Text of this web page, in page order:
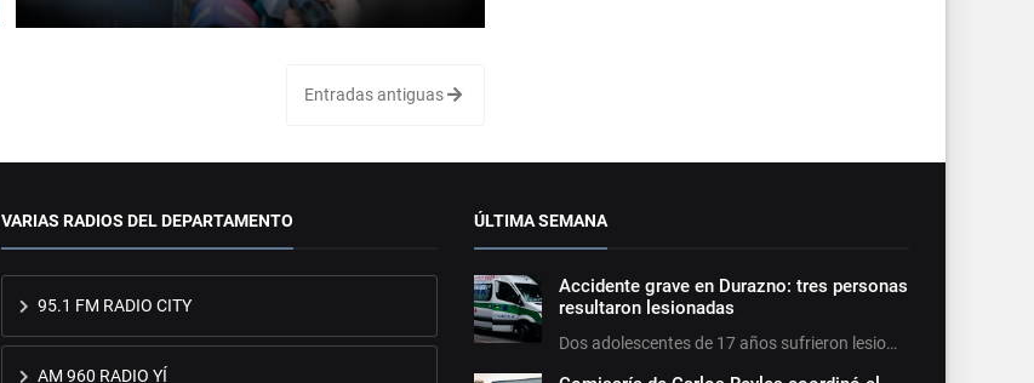
Entradas antiguas
VARIAS RADIOS DEL DEPARTAMENTO
95.1 FM RADIO CITY
AM 960 RADIO YÍ
ÚLTIMA SEMANA
Accidente grave en Durazno: tres personas
resultaron lesionadas
Dos adolescentes de 17 años sufrieron lesio…